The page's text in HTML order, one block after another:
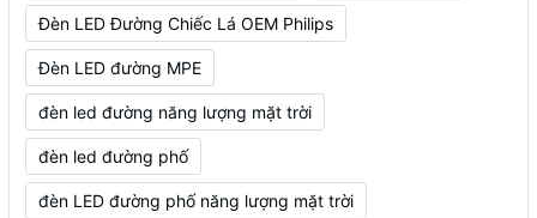
Đèn LED Đường Chiếc Lá OEM Philips
Đèn LED đường MPE
đèn led đường năng lượng mặt trời
đèn led đường phố
đèn LED đường phố năng lượng mặt trời